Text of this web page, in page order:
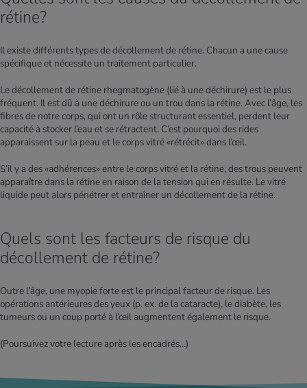
rétine?
Il existe différents types de décollement de rétine. Chacun a une cause
spécifique et nécessite un traitement particulier.
Le décollement de rétine rhegmatogène (lié à une déchirure) est le plus
fréquent. Il est dû à une déchirure ou un trou dans la rétine. Avec l’âge, les
fibres de notre corps, qui ont un rôle structurant essentiel, perdent leur
capacité à stocker l’eau et se rétractent. C’est pourquoi des rides
apparaissent sur la peau et le corps vitré «rétrécit» dans l’œil.
S’il y a des «adhérences» entre le corps vitré et la rétine, des trous peuvent
apparaître dans la rétine en raison de la tension qui en résulte. Le vitré
liquide peut alors pénétrer et entraîner un décollement de la rétine.
Quels sont les facteurs de risque du
décollement de rétine?
Outre l’âge, une myopie forte est le principal facteur de risque. Les
opérations antérieures des yeux (p. ex. de la cataracte), le diabète, les
tumeurs ou un coup porté à l’œil augmentent également le risque.
(Poursuivez votre lecture après les encadrés…)